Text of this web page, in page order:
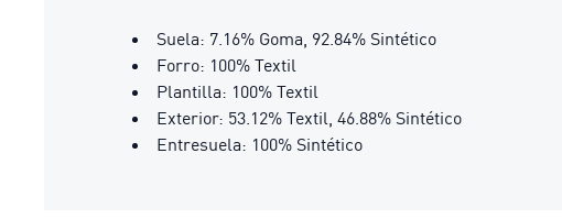
Suela: 7.16% Goma, 92.84% Sintético
Forro: 100% Textil
Plantilla: 100% Textil
Exterior: 53.12% Textil, 46.88% Sintético
Entresuela: 100% Sintético